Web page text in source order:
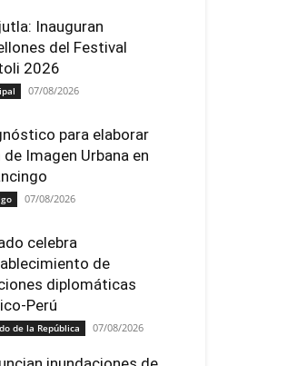
Inauguran
del Festival
2026
07/08/2026
para elaborar
de Imagen Urbana en
07/08/2026
celebra
de
diplomáticas
Perú
de la República 07/08/2026